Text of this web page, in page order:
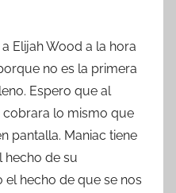
Elijah Wood a la hora
no es la primera
Espero que al
cobrara lo mismo que
pantalla. Maniac tiene
hecho de su
hecho de que se nos